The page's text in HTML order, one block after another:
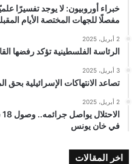
خبراء أوروبيون: لا يوجد تفسيرًا
مفصلًا للجهات المختصة الأيام
2 أبريل، 2025
الرئاسة الفلسطينية تؤكد رفضها
3 أبريل، 2025
تصاعد الانتهاكات الإسرائيلية بحق
2 أبريل، 2025
في خان يونس
اخر المقالات